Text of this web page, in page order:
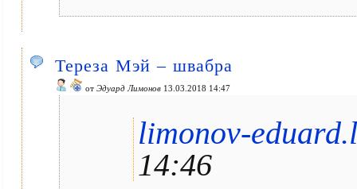
Тереза Мэй – швабра
от Эдуард Лимонов 13.03.2018 14:47
limonov-
14:46